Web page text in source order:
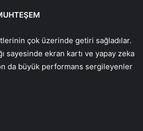
çok üzerinde getiri sağladılar.
sayesinde ekran kartı ve yapay zeka
da büyük performans sergileyenler